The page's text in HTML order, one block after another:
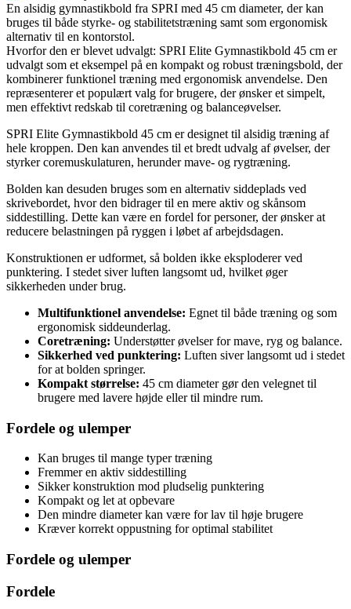
En alsidig gymnastikbold fra SPRI med 45 cm diameter, der kan
bruges til både styrke- og stabilitetstræning samt som ergonomisk
alternativ til en kontorstol.
Hvorfor den er blevet udvalgt: SPRI Elite Gymnastikbold 45 cm er
udvalgt som et eksempel på en kompakt og robust træningsbold, der
kombinerer funktionel træning med ergonomisk anvendelse. Den
repræsenterer et populært valg for brugere, der ønsker et simpelt,
men effektivt redskab til coretræning og balanceøvelser.
SPRI Elite Gymnastikbold 45 cm er designet til alsidig træning af
hele kroppen. Den kan anvendes til et bredt udvalg af øvelser, der
styrker coremuskulaturen, herunder mave- og rygtræning.
Bolden kan desuden bruges som en alternativ siddeplads ved
skrivebordet, hvor den bidrager til en mere aktiv og skånsom
siddestilling. Dette kan være en fordel for personer, der ønsker at
reducere belastningen på ryggen i løbet af arbejdsdagen.
Konstruktionen er udformet, så bolden ikke eksploderer ved
punktering. I stedet siver luften langsomt ud, hvilket øger
sikkerheden under brug.
Multifunktionel anvendelse: Egnet til både træning og som
ergonomisk siddeunderlag.
Coretræning: Understøtter øvelser for mave, ryg og balance.
Sikkerhed ved punktering: Luften siver langsomt ud i stedet
for at bolden springer.
Kompakt størrelse: 45 cm diameter gør den velegnet til
brugere med lavere højde eller til mindre rum.
Fordele og ulemper
Kan bruges til mange typer træning
Fremmer en aktiv siddestilling
Sikker konstruktion mod pludselig punktering
Kompakt og let at opbevare
Den mindre diameter kan være for lav til høje brugere
Kræver korrekt oppustning for optimal stabilitet
Fordele og ulemper
Fordele